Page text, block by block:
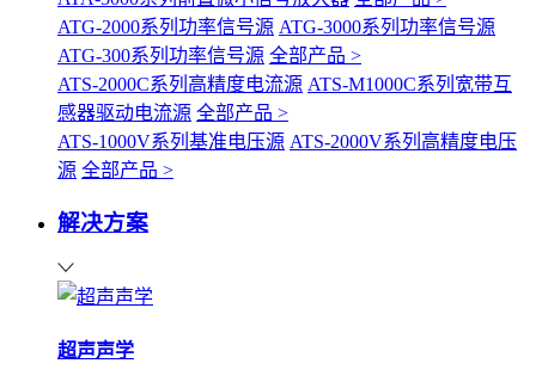
ATG-2000系列功率信号源 ATG-3000系列功率信号源
ATG-300系列功率信号源 全部产品 >
ATS-2000C系列高精度电流源 ATS-M1000C系列宽带互
感器驱动电流源 全部产品 >
ATS-1000V系列基准电压源 ATS-2000V系列高精度电压
源 全部产品 >
解决方案
超声声学